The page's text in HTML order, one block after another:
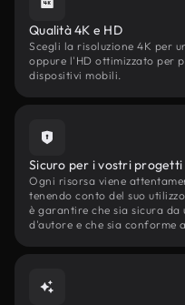
Qualità 4K e HD
Scegli la risoluzione 4K per
oppure l'HD ottimizzato per
dispositivi mobili.
Sicuro per i vostri progetti
Ogni risorsa viene
tenendo conto del suo
è garantire che sia sicura
d'autore e che sia conforme